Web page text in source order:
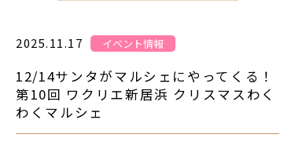
2025.11.17 イベント情報
12/14サンタがマルシェにやってくる！
第10回 ワクリエ新居浜 クリスマスわく
わくマルシェ